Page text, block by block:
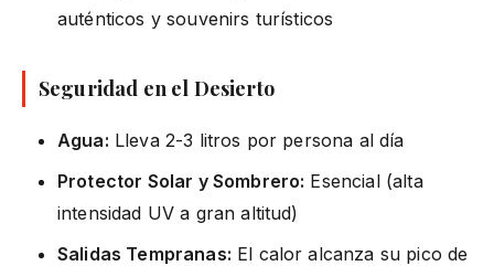
auténticos y souvenirs turísticos
Seguridad en el Desierto
Agua: Lleva 2-3 litros por persona al día
Protector Solar y Sombrero: Esencial (alta
intensidad UV a gran altitud)
Salidas Tempranas: El calor alcanza su pico de